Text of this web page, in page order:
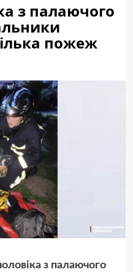
з палаючого
пожеж
з палаючого